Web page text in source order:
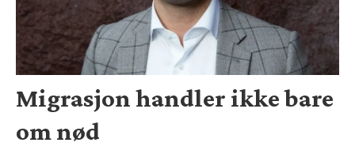
Migrasjon handler ikke bare
om nød